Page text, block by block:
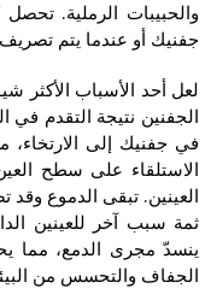
والحبيبات الرملية.
جفنيك أو عندما يتم
لعل أحد الأسباب الأكثر
الجفنين نتيجة التقدم في
في جفنيك إلى
الاستلقاء على سطح
العينين. تبقى الدموع وقد
‏ثمة سبب آخر للعينين
ينسدّ مجرى الدمع، مما
الجفاف والتحسس من